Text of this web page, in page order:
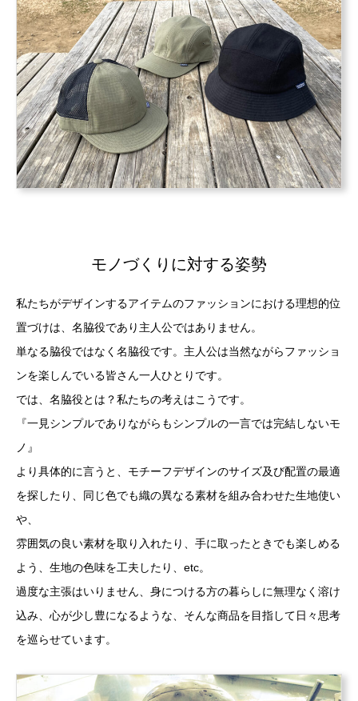
モノづくりに対する姿勢
私たちがデザインするアイテムのファッションにおける理想的位
置づけは、名脇役であり主人公ではありません。
単なる脇役ではなく名脇役です。主人公は当然ながらファッショ
ンを楽しんでいる皆さん一人ひとりです。
では、名脇役とは？私たちの考えはこうです。
『一見シンプルでありながらもシンプルの一言では完結しないモ
ノ』
より具体的に言うと、モチーフデザインのサイズ及び配置の最適
を探したり、同じ色でも織の異なる素材を組み合わせた生地使い
や、
雰囲気の良い素材を取り入れたり、手に取ったときでも楽しめる
よう、生地の色味を工夫したり、etc。
過度な主張はいりません、身につける方の暮らしに無理なく溶け
込み、心が少し豊になるような、そんな商品を目指して日々思考
を巡らせています。